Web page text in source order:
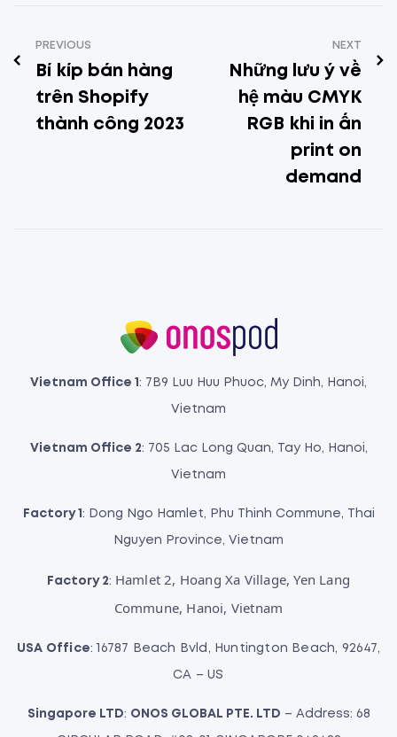
PREVIOUS
Bí kíp bán hàng
trên Shopify
thành công 2023
NEXT
Những lưu ý về
hệ màu CMYK
RGB khi in ấn
print on
demand
Vietnam Office 1 : 7B9 Luu Huu Phuoc, My Dinh, Hanoi,
Vietnam
Vietnam Office 2: 705 Lac Long Quan, Tay Ho, Hanoi,
Vietnam
Factory 1 : Dong Ngo Hamlet, Phu Thinh Commune, Thai
Nguyen Province, Vietnam
Factory 2: Hamlet 2, Hoang Xa Village, Yen Lang
Commune, Hanoi, Vietnam
USA Office: 16787 Beach Bvld, Huntington Beach, 92647,
CA – US
Singapore LTD: ONOS GLOBAL PTE. LTD – Address: 68